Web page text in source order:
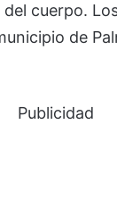
cuerpo.
de
Publicidad